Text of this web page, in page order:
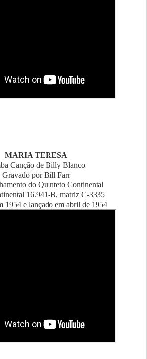
MARIA TERESA
Canção de Billy Blanco
Gravado por Bill Farr
do Quinteto Continental
16.941-B, matriz C-3335
1954 e lançado em abril de 1954